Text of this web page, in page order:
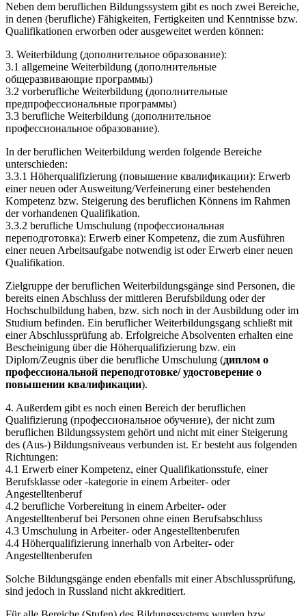
Neben dem beruflichen Bildungssystem gibt es noch zwei Bereiche,
in denen (berufliche) Fähigkeiten, Fertigkeiten und Kenntnisse bzw.
Qualifikationen erworben oder ausgeweitet werden können:
3. Weiterbildung (дополнительное образование):
3.1 allgemeine Weiterbildung (дополнительные
общеразвивающие программы)
3.2 vorberufliche Weiterbildung (дополнительные
предпрофессиональные программы)
3.3 berufliche Weiterbildung (дополнительное
профессиональное образование).
In der beruflichen Weiterbildung werden folgende Bereiche
unterschieden:
3.3.1 Höherqualifizierung (повышение квалификации): Erwerb
einer neuen oder Ausweitung/Verfeinerung einer bestehenden
Kompetenz bzw. Steigerung des beruflichen Könnens im Rahmen
der vorhandenen Qualifikation.
3.3.2 berufliche Umschulung (профессиональная
переподготовка): Erwerb einer Kompetenz, die zum Ausführen
einer neuen Arbeitsaufgabe notwendig ist oder Erwerb einer neuen
Qualifikation.
Zielgruppe der beruflichen Weiterbildungsgänge sind Personen, die
bereits einen Abschluss der mittleren Berufsbildung oder der
Hochschulbildung haben, bzw. sich noch in der Ausbildung oder im
Studium befinden. Ein beruflicher Weiterbildungsgang schließt mit
einer Abschlussprüfung ab. Erfolgreiche Absolventen erhalten eine
Bescheinigung über die Höherqualifizierung bzw. ein
Diplom/Zeugnis über die berufliche Umschulung (диплом о
профессиональной переподготовке/ удостоверение о
повышении квалификации).
4. Außerdem gibt es noch einen Bereich der beruflichen
Qualifizierung (профессиональное обучение), der nicht zum
beruflichen Bildungssystem gehört und nicht mit einer Steigerung
des (Aus-) Bildungsniveaus verbunden ist. Er besteht aus folgenden
Richtungen:
4.1 Erwerb einer Kompetenz, einer Qualifikationsstufe, einer
Berufsklasse oder -kategorie in einem Arbeiter- oder
Angestelltenberuf
4.2 berufliche Vorbereitung in einem Arbeiter- oder
Angestelltenberuf bei Personen ohne einen Berufsabschluss
4.3 Umschulung in Arbeiter- oder Angestelltenberufen
4.4 Höherqualifizierung innerhalb von Arbeiter- oder
Angestelltenberufen
Solche Bildungsgänge enden ebenfalls mit einer Abschlussprüfung,
sind jedoch in Russland nicht akkreditiert.